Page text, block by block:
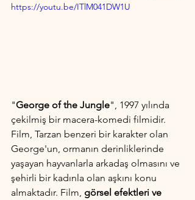
https://youtu.be/ITlM041DW1U
"George of the Jungle", 1997 yılında
çekilmiş bir macera-komedi filmidir.
Film, Tarzan benzeri bir karakter olan
George'un, ormanın derinliklerinde
yaşayan hayvanlarla arkadaş olmasını ve
şehirli bir kadınla olan aşkını konu
almaktadır. Film, görsel efektleri ve